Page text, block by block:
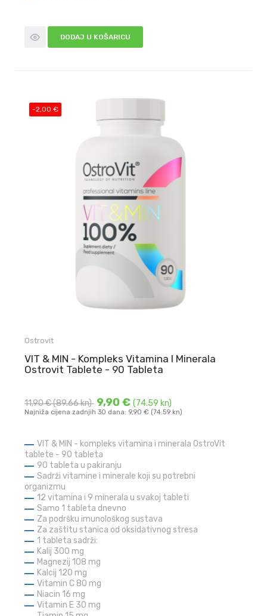
DODAJ U KOŠARICU
-2,00 €
Ostrovit
VIT & MIN - Kompleks Vitamina I Minerala
Ostrovit Tablete - 90 Tableta
11,90 €(89.66 kn) 9,90 €(74.59 kn)
Najniža cijena zadnjih 30 dana: 9,90 € (74.59 kn)
VIT & MIN - kompleks vitamina i minerala OstroVit
tablete - 90 tableta
90 tableta u pakiranju
Sadrži vitamine i minerale koji su potrebni
organizmu
12 vitamina i 9 minerala u svakoj tableti
Samo 1 tableta dnevno
Za podršku imunološkog sustava
Za zaštitu stanica od oksidativnog stresa
1 tableta sadrži:
Kalij 300 mg
Magnezij 108 mg
Kalcij 120 mg
Vitamin C 80 mg
Niacin 16 mg
Vitamin E 30 mg